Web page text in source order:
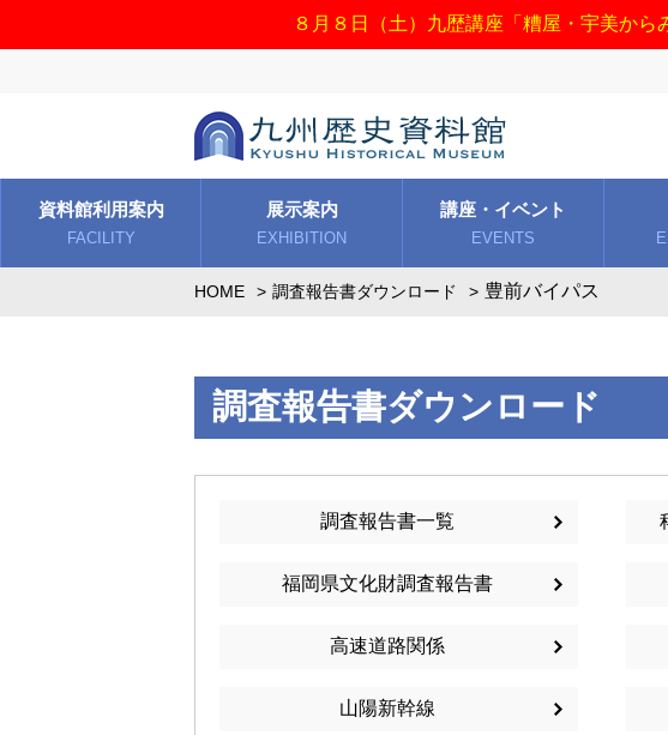
８月８日（土）九歴講座「糟屋・宇美か
資料館利用案内
FACILITY
展示案内
EXHIBITION
講座・イベント
EVENTS
HOME 調査報告書ダウンロード 豊前バイパス
調査報告書ダウンロード
調査報告書一覧
福岡県文化財調査報告書
高速道路関係
山陽新幹線